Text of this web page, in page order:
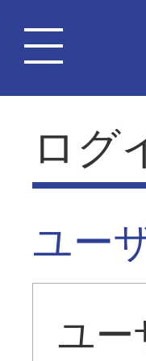
ログ
ユー
ユー